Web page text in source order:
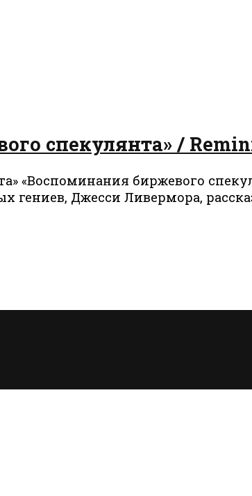
спекулянта» /
«Воспоминания биржевого
гениев, Джесси Ливермора,